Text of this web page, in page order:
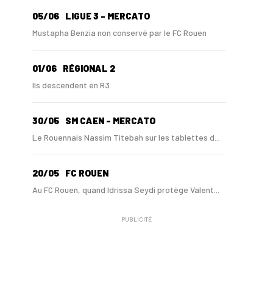
05/06 LIGUE 3 - MERCATO
Mustapha Benzia non conservé par le FC Rouen
01/06 RÉGIONAL 2
Ils descendent en R3
30/05 SM CAEN - MERCATO
Le Rouennais Nassim Titebah sur les tablettes d...
20/05 FC ROUEN
Au FC Rouen, quand Idrissa Seydi protège Valent...
PUBLICITÉ